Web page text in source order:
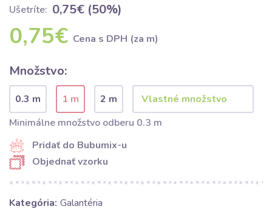
Ušetríte: 0,75€ (50%)
0,75€ Cena s DPH (za m)
Množstvo:
0.3 m 1 m
2 m
Minimálne množstvo odberu 0.3 m
Pridať do Bubumix-u
Objednať vzorku
Kategória: Galantéria